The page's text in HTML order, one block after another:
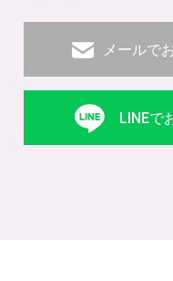
メールで
LINEで